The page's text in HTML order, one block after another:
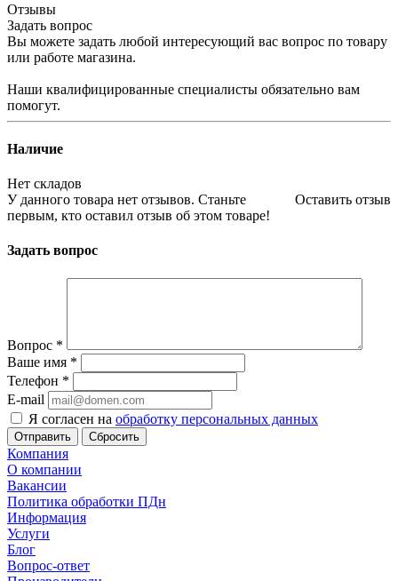
Отзывы
Задать вопрос
Вы можете задать любой интересующий вас вопрос по товару
или работе магазина.
Наши квалифицированные специалисты обязательно вам
помогут.
Наличие
Нет складов
Оставить отзыв
У данного товара нет отзывов. Станьте
первым, кто оставил отзыв об этом товаре!
Задать вопрос
Вопрос *
Ваше имя *
Телефон *
E-mail
Я согласен на обработку персональных данных
Сбросить
Компания
О компании
Вакансии
Политика обработки ПДн
Информация
Услуги
Блог
Вопрос-ответ